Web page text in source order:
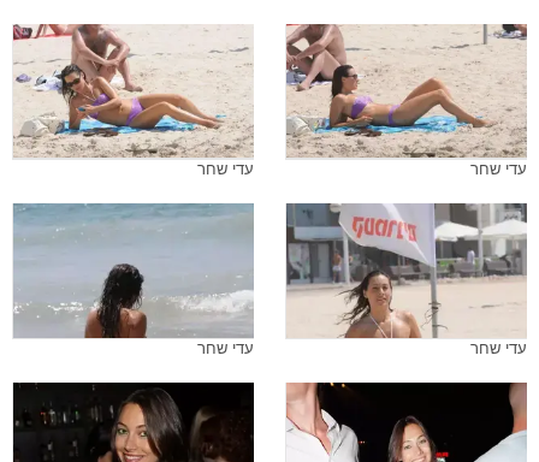
עדי שחר עדי שחר
עדי שחר עדי שחר